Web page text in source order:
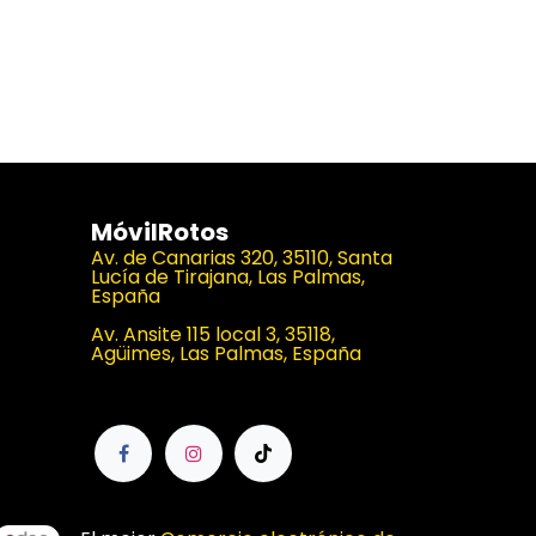
MóvilRotos
Av. de Canarias 320, 35110, Santa
Lucía de Tirajana, Las Palmas,
España
Av. Ansite 115 local 3, 35118,
Agüimes, Las Palmas, España